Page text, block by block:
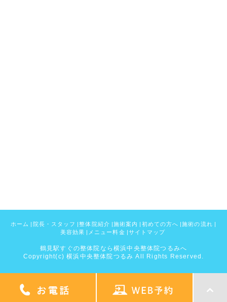
ホーム | 院長・スタッフ |整体院紹介 |施術案内 | 初めての方へ |施術の流れ |
美容効果 | メニュー料金 |サイトマップ
鶴見駅すぐの整体院なら横浜中央整体院つるみへ
Copyright(c) 横浜中央整体院つるみ All Rights Reserved.